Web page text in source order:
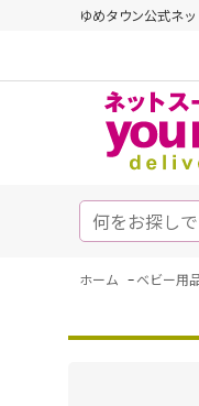
ゆめタウン公式ネ
ホーム - ベビー用